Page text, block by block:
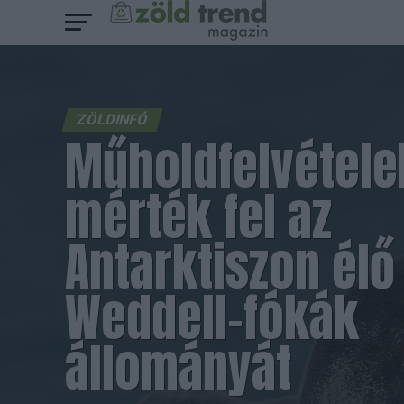
ZÖLDINFÓ
mérték fel az
Antarktiszon élő
Weddell-fókák
állományát